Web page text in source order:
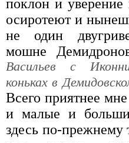
поклон и
осиротеют и
не один
мошне
Васильев с
коньках в
Всего приятнее
и малые и
здесь по-